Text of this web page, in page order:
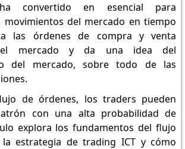
convertido en esencial para
movimientos del mercado en tiempo
las órdenes de compra y venta
mercado y da una idea del
del mercado, sobre todo de las
de órdenes, los traders pueden
con una alta probabilidad de
explora los fundamentos del flujo
estrategia de trading ICT y cómo